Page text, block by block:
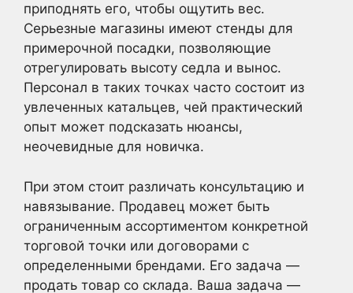
приподнять его, чтобы ощутить вес.
Серьезные магазины имеют стенды для
примерочной посадки, позволяющие
отрегулировать высоту седла и вынос.
Персонал в таких точках часто состоит из
увлеченных катальцев, чей практический
опыт может подсказать нюансы,
неочевидные для новичка.
При этом стоит различать консультацию и
навязывание. Продавец может быть
ограниченным ассортиментом конкретной
торговой точки или договорами с
определенными брендами. Его задача —
продать товар со склада. Ваша задача —